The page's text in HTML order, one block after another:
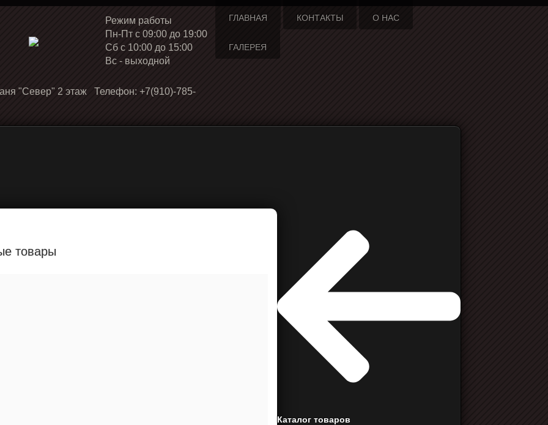
Режим работы
Пн-Пт с 09:00 до 19:00
Cб с 10:00 до 15:00
Вс - выходной
"Север" 2 этаж Телефон: +7(910)-785-
ГЛАВНАЯ КОНТАКТЫ О НАС
ГАЛЕРЕЯ
товары
Каталог товаров